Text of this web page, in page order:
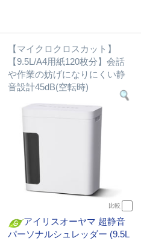
【マイクロクロスカット】
【9.5L/A4用紙120枚分】会話
や作業の妨げになりにくい静
音設計45dB(空転時)
比較
アイリスオーヤマ 超静音
パーソナルシュレッダー (9.5L